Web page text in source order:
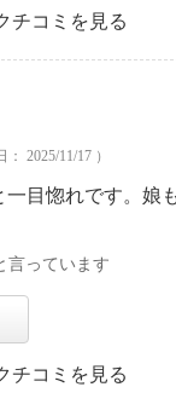
チコミを見る
2025/11/17 ）
目惚れです。娘
言っています
チコミを見る